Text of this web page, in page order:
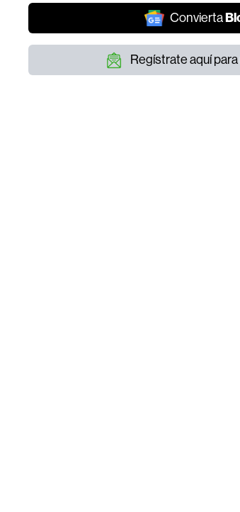
Convierta
Regístrate aquí